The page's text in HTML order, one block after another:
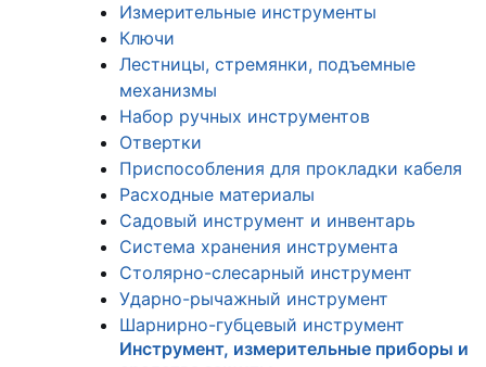
Измерительные инструменты
Ключи
Лестницы, стремянки, подъемные
механизмы
Набор ручных инструментов
Отвертки
Приспособления для прокладки кабеля
Расходные материалы
Садовый инструмент и инвентарь
Система хранения инструмента
Столярно-слесарный инструмент
Ударно-рычажный инструмент
Шарнирно-губцевый инструмент
Инструмент, измерительные приборы и